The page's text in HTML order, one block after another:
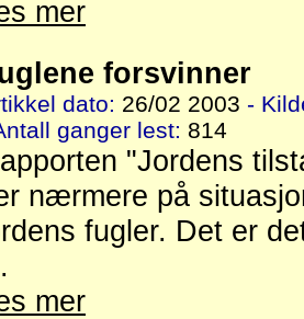
mer
forsvinner
dato: 26/02 2003 -
ganger lest: 814
"Jordens
nærmere på
fugler. Det er
mer